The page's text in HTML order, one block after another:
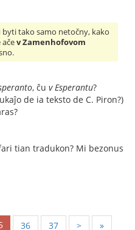
tako samo netočny, kako
v Zamenhofovom
, ĉu v Esperantu?
de ia teksto de C. Piron?)
tian tradukon? Mi bezonus
36 37 > »